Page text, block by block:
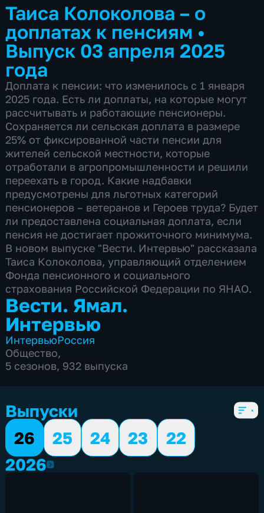
Таиса Колоколова – о
доплатах к пенсиям •
Выпуск 03 апреля 2025
года
Доплата к пенсии: что изменилось с 1 января
2025 года. Есть ли доплаты, на которые могут
рассчитывать и работающие пенсионеры.
Сохраняется ли сельская доплата в размере
25% от фиксированной части пенсии для
жителей сельской местности, которые
отработали в агропромышленности и решили
переехать в город. Какие надбавки
предусмотрены для льготных категорий
пенсионеров – ветеранов и Героев труда? Будет
ли предоставлена социальная доплата, если
пенсия не достигает прожиточного минимума.
В новом выпуске "Вести. Интервью" рассказала
Таиса Колоколова, управляющий отделением
Фонда пенсионного и социального
страхования Российской Федерации по ЯНАО.
Вести. Ямал.
Интервью
ИнтервьюРоссия
Общество,
5 сезонов, 932 выпуска
Выпуски
26
25 24 23
22
20262026